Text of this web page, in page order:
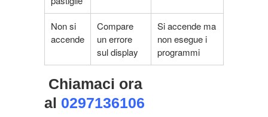
Non si
accende
Compare
un errore
sul display
Si accende ma
non esegue i
programmi
Chiamaci ora
al 0297136106